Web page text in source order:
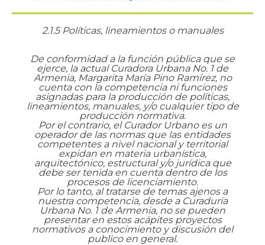
2.1.5 Políticas, lineamientos o manuales
De conformidad a la función pública que se
ejerce, la actual Curadora Urbana No. 1 de
Armenia, Margarita María Pino Ramírez, no
cuenta con la competencia ni funciones
asignadas para la producción de políticas,
lineamientos, manuales, y/o cualquier tipo de
producción normativa.
Por el contrario, el Curador Urbano es un
operador de las normas que las entidades
competentes a nivel nacional y territorial
expidan en materia urbanística,
arquitectónico, estructural y/o jurídica que
debe ser tenida en cuenta dentro de los
procesos de licenciamiento.
Por lo tanto, al tratarse de temas ajenos a
nuestra competencia, desde a Curaduría
Urbana No. 1 de Armenia, no se pueden
presentar en estos acápites proyectos
normativos a conocimiento y discusión del
publico en general.